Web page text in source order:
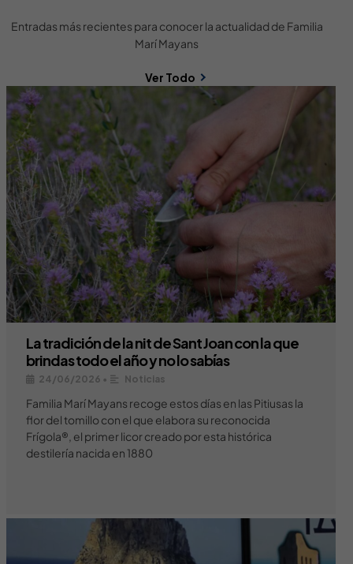
Entradas más recientes para conocer la actualidad de Familia
Marí Mayans
Ver Todo
La tradición de la nit de Sant Joan con la que
brindas todo el año y no lo sabías
24/06/2026 • Noticias
Familia Marí Mayans recoge estos días en las Pitiusas la
flor del tomillo con el que elabora su reconocida
Frígola®, el primer licor creado por esta histórica
destilería nacida en 1880